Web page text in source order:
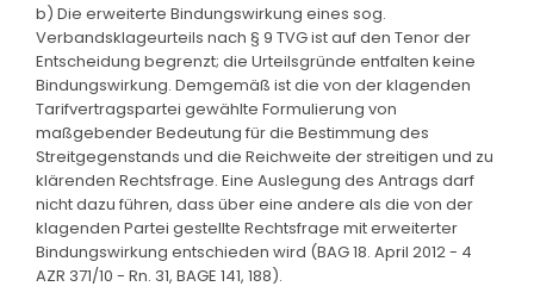
b) Die erweiterte Bindungswirkung eines sog.
Verbandsklageurteils nach § 9 TVG ist auf den Tenor der
Entscheidung begrenzt; die Urteilsgründe entfalten keine
Bindungswirkung. Demgemäß ist die von der klagenden
Tarifvertragspartei gewählte Formulierung von
maßgebender Bedeutung für die Bestimmung des
Streitgegenstands und die Reichweite der streitigen und zu
klärenden Rechtsfrage. Eine Auslegung des Antrags darf
nicht dazu führen, dass über eine andere als die von der
klagenden Partei gestellte Rechtsfrage mit erweiterter
Bindungswirkung entschieden wird (BAG 18. April 2012 - 4
AZR 371/10 - Rn. 31, BAGE 141, 188).